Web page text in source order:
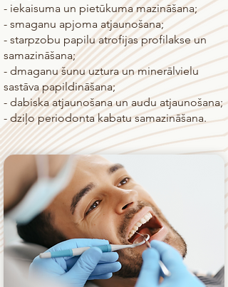
- iekaisuma un pietūkuma mazināšana;
- smaganu apjoma atjaunošana;
- starpzobu papilu atrofijas profilakse un
samazināšana;
- dmaganu šunu uztura un minerālvielu
sastāva papildināšana;
- dabiska atjaunošana un audu atjaunošana;
- dziļo periodonta kabatu samazināšana.